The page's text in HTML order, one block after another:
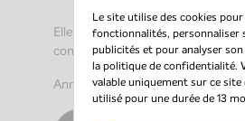
Elle intervient en tant que
communication événementielle.
Anne-Laure rejoint AXIO
Le site utilise des cookies
fonctionnalités, personnaliser
publicités et pour analyser
lapolitique de confidentialité.
valable uniquement sur ce
utilisé pour une durée de 13